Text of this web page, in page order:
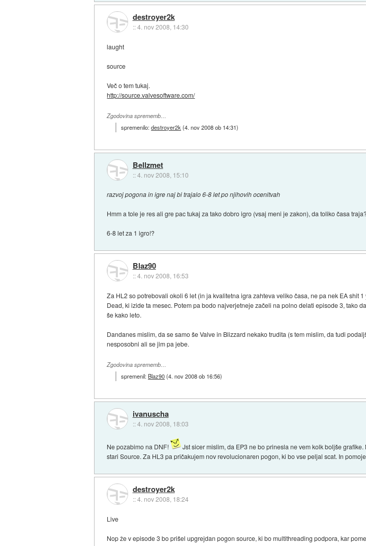
destroyer2k
::4. nov 2008, 14:30
laught
source
Več o tem tukaj.
http://source.valvesoftware.com/
Zgodovina sprememb…
spremenilo:destroyer2k(4. nov 2008 ob 14:31)
Bellzmet
::4. nov 2008, 15:10
razvoj pogona in igre naj bi trajalo 6-8 let po njihovih ocenitvah
Hmm a tole je res ali gre pac tukaj za tako dobro igro (vsaj meni je zakon), da toliko časa traja?
6-8 let za 1 igro!?
Blaz90
::4. nov 2008, 16:53
Za HL2 so potrebovali okoli 6 let (in ja kvalitetna igra zahteva veliko časa, ne pa nek EA shit
Dead, ki izide ta mesec. Potem pa bodo najverjetneje začeli na polno delati episode 3, tako
še kako leto.
Dandanes mislim, da se samo še Valve in Blizzard nekako trudita (s tem mislim, da tudi
nesposobni ali se jim pa jebe.
Zgodovina sprememb…
spremenil:Blaz90(4. nov 2008 ob 16:56)
ivanuscha
::4. nov 2008, 18:03
Ne pozabimo na DNF!
Jst sicer mislim, da EP3 ne bo prinesla ne vem kolk boljše
stari Source. Za HL3 pa pričakujem nov revolucionaren pogon, ki bo vse peljal scat. In
destroyer2k
::4. nov 2008, 18:24
Live
Nop že v episode 3 bo prišel upgrejdan pogon source, ki bo multithreading podpora, kar